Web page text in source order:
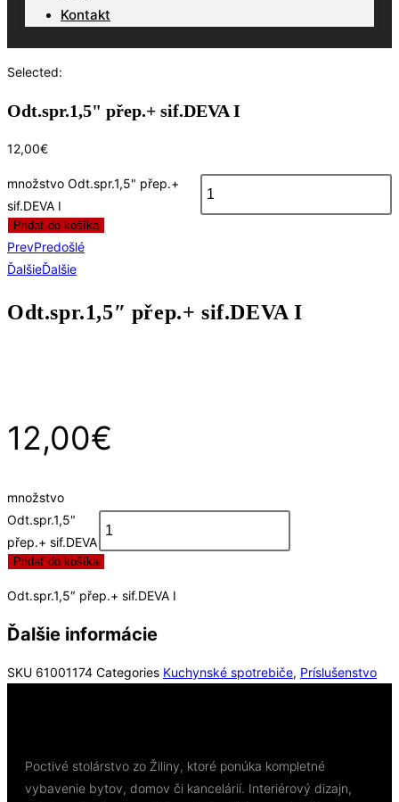
Kontakt
Selected:
Odt.spr.1,5" přep.+ sif.DEVA I
12,00€
množstvo Odt.spr.1,5" přep.+
sif.DEVA I
Pridať do košíka
PrevPredošlé
ĎalšieĎalšie
Odt.spr.1,5″ přep.+ sif.DEVA I
12,00€
množstvo
Odt.spr.1,5"
přep.+ sif.DEVA
Pridať do košíka
Odt.spr.1,5″ přep.+ sif.DEVA I
Ďalšie informácie
SKU 61001174 Categories Kuchynské spotrebiče, Príslušenstvo
Poctivé stolárstvo zo Žiliny, ktoré ponúka kompletné
vybavenie bytov, domov či kancelárií. Interiérový dizajn,